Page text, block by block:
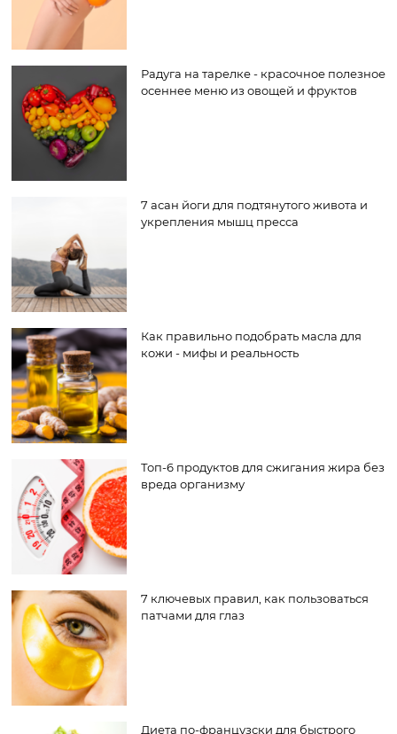
Радуга на тарелке - красочное полезное
осеннее меню из овощей и фруктов
7 асан йоги для подтянутого живота и
укрепления мышц пресса
Как правильно подобрать масла для
кожи - мифы и реальность
Топ-6 продуктов для сжигания жира без
вреда организму
7 ключевых правил, как пользоваться
патчами для глаз
Диета по-французски для быстрого